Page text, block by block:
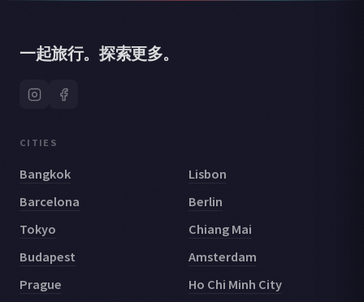
一起旅行。探索更多。
CITIES
Bangkok
Lisbon
Barcelona
Berlin
Tokyo
Chiang Mai
Budapest
Amsterdam
Prague
Ho Chi Minh City